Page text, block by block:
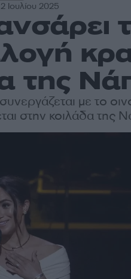
Ιουλίου 2025
της
με το
στην κοιλάδα της